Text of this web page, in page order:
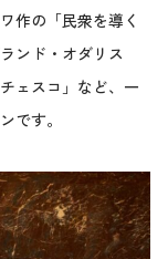
作の「民衆を導く
ンド・オダリス
ェスコ」など、一
です。